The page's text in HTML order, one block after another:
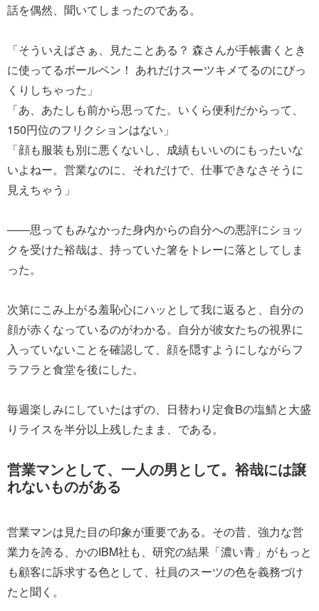
話を偶然、聞いてしまったのである。
「そういえばさぁ、見たことある？ 森さんが手帳書くとき
に使ってるボールペン！ あれだけスーツキメてるのにびっ
くりしちゃった」
「あ、あたしも前から思ってた。いくら便利だからって、
150円位のフリクションはない」
「顔も服装も別に悪くないし、成績もいいのにもったいな
いよねー。営業なのに、それだけで、仕事できなさそうに
見えちゃう」
――思ってもみなかった身内からの自分への悪評にショッ
クを受けた裕哉は、持っていた箸をトレーに落としてしま
った。
次第にこみ上がる羞恥心にハッとして我に返ると、自分の
顔が赤くなっているのがわかる。自分が彼女たちの視界に
入っていないことを確認して、顔を隠すようにしながらフ
ラフラと食堂を後にした。
毎週楽しみにしていたはずの、日替わり定食Bの塩鯖と大盛
りライスを半分以上残したまま、である。
営業マンとして、一人の男として。裕哉には譲
れないものがある
営業マンは見た目の印象が重要である。その昔、強力な営
業力を誇る、かのIBM社も、研究の結果「濃い青」がもっと
も顧客に訴求する色として、社員のスーツの色を義務づけ
たと聞く。